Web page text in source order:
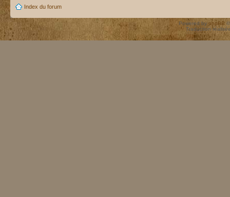
Index du forum
Powered by phpBB©
Traduction